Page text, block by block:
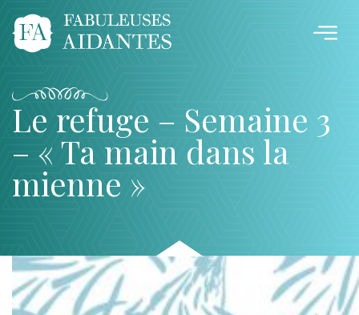
Le refuge – Semaine 3
– « Ta main dans la
mienne »